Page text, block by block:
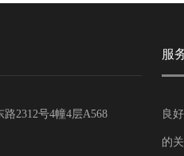
2312号4幢4层A568
服
良
的